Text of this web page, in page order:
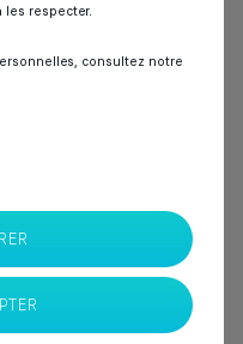
respecter.
consultez notre